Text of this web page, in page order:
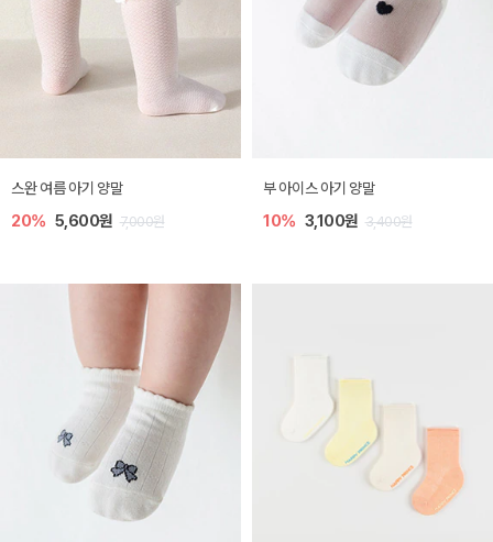
스완 여름 아기 양말
20% 5,600원 7,000원
부 아이스 아기 양말
10% 3,100원 3,400원